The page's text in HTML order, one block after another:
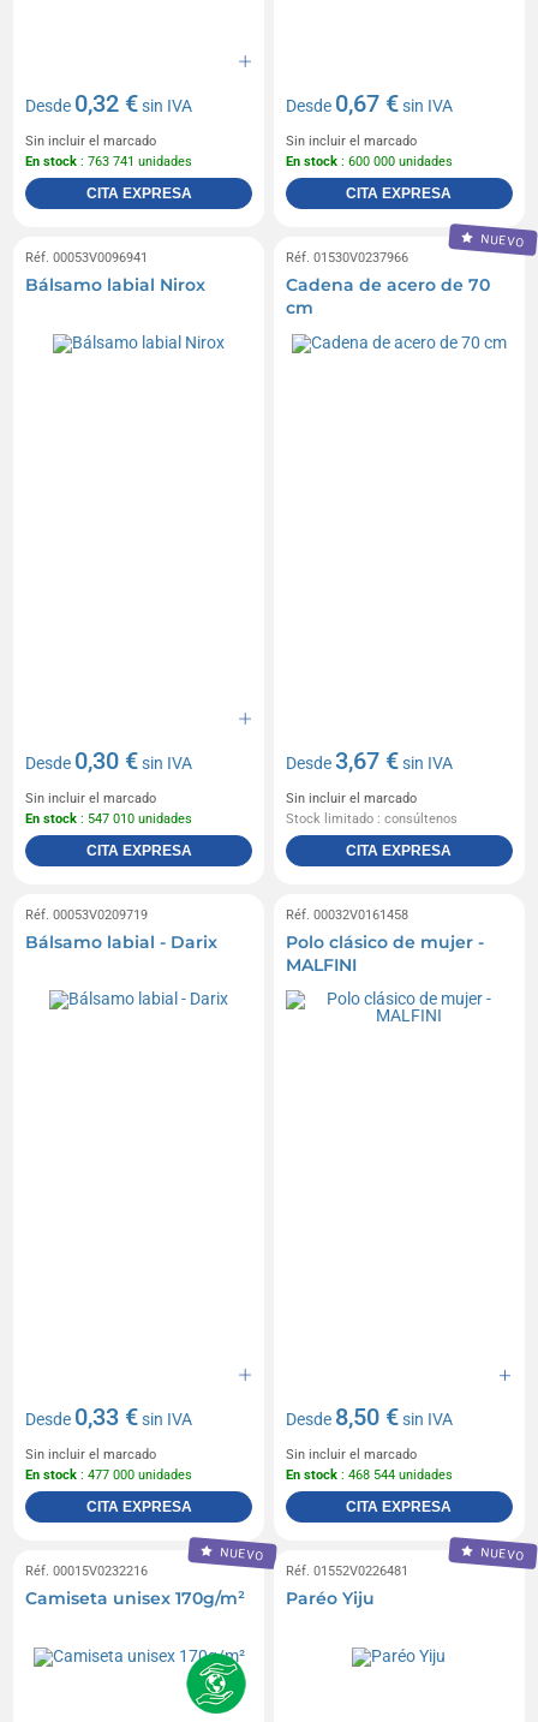
Desde 0,32 €sin IVA
Sin incluir el marcado
En stock : 763 741 unidades
CITA EXPRESA
Desde 0,67 €sin IVA
Sin incluir el marcado
En stock : 600 000 unidades
CITA EXPRESA
Réf. 00053V0096941
Bálsamo labial Nirox
Desde 0,30 €sin IVA
Sin incluir el marcado
En stock : 547 010 unidades
CITA EXPRESA
NUEVO
Réf. 01530V0237966
Cadena de acero de 70
cm
Desde3,67 €sin IVA
Sin incluir el marcado
Stock limitado : consúltenos
CITA EXPRESA
Réf. 00053V0209719
Bálsamo labial - Darix
Desde 0,33 €sin IVA
Sin incluir el marcado
En stock : 477 000 unidades
CITA EXPRESA
Réf. 00032V0161458
Polo clásico de mujer -
MALFINI
Desde 8,50 €sin IVA
Sin incluir el marcado
En stock : 468 544 unidades
CITA EXPRESA
NUEVO
Réf. 00015V0232216
Camiseta unisex 170g/m²
NUEVO
Réf. 01552V0226481
Paréo Yiju